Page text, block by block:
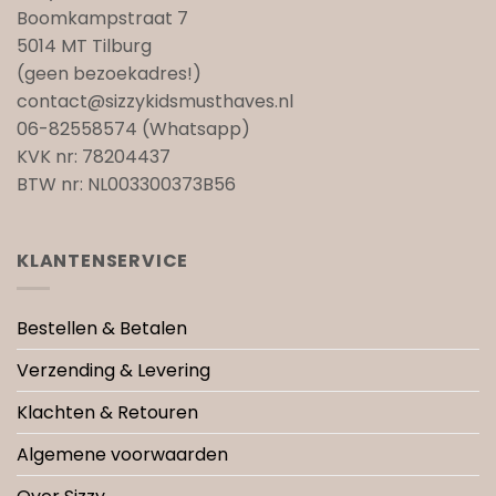
Boomkampstraat 7
5014 MT Tilburg
(geen bezoekadres!)
contact@sizzykidsmusthaves.nl
06-82558574 (Whatsapp)
KVK nr: 78204437
BTW nr: NL003300373B56
KLANTENSERVICE
Bestellen & Betalen
Verzending & Levering
Klachten & Retouren
Algemene voorwaarden